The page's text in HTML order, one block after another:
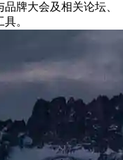
牌大会及相关论坛、
。